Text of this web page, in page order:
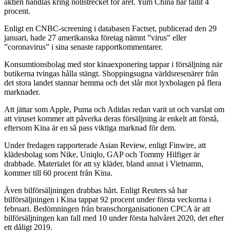
aktien handlas kring nollstrecket för året. Yum China har fallit 4
procent.
Enligt en CNBC-screening i databasen Factset, publicerad den 29
januari, hade 27 amerikanska företag nämnt ”virus” eller
”coronavirus” i sina senaste rapportkommentarer.
Konsumtionsbolag med stor kinaexponering tappar i försäljning när
butikerna tvingas hålla stängt. Shoppingsugna världsresenärer från
det stora landet stannar hemma och det slår mot lyxbolagen på flera
marknader.
Att jättar som Apple, Puma och Adidas redan varit ut och varslat om
att viruset kommer att påverka deras försäljning är enkelt att förstå,
eftersom Kina är en så pass viktiga marknad för dem.
Under fredagen rapporterade Asian Review, enligt Finwire, att
klädesbolag som Nike, Uniqlo, GAP och Tommy Hilfiger är
drabbade. Materialet för att sy kläder, bland annat i Vietnamn,
kommer till 60 procent från Kina.
Även bilförsäljningen drabbas hårt. Enligt Reuters så har
bilförsäljningen i Kina tappat 92 procent under första veckorna i
februari. Bedömningen från branschorganisationen CPCA är att
bilförsäljningen kan fall med 10 under första halvåret 2020, det efter
ett dåligt 2019.